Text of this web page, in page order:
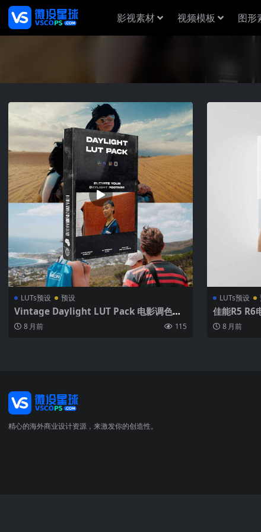
影视素材 视频模板 图形
LUTs预设 预设
Vintage Daylight LUT Pack 电影调色预
设 日光胶片模拟滤镜 31个复古氛围旅拍人
像风格 Rec709转换 Cinematic Film Effe
8 月前 115
LUTs预设
佳能R5 R6
até Grab
09调色包
8 月前
精心的海外商业设计资源，来激发你的创造性。